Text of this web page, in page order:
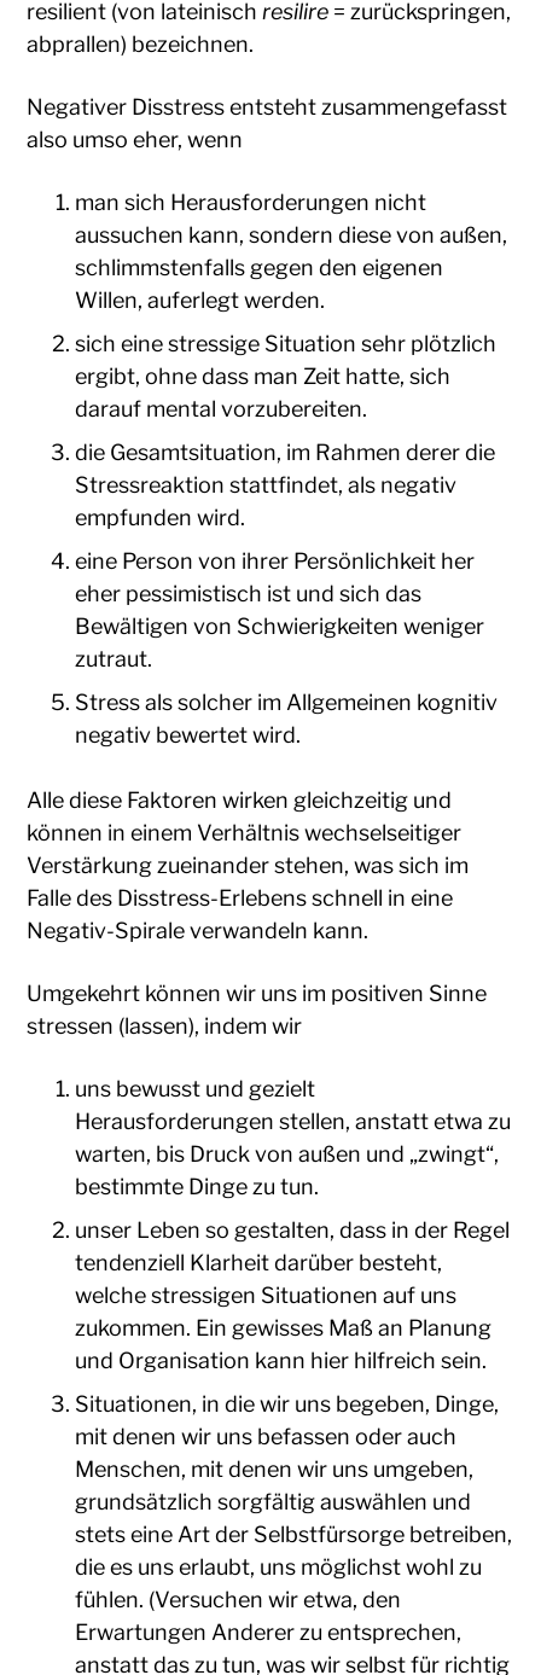
resilient (von lateinisch resilire = zurückspringen,
abprallen) bezeichnen.
Negativer Disstress entsteht zusammengefasst
also umso eher, wenn
man sich Herausforderungen nicht
aussuchen kann, sondern diese von außen,
schlimmstenfalls gegen den eigenen
Willen, auferlegt werden.
sich eine stressige Situation sehr plötzlich
ergibt, ohne dass man Zeit hatte, sich
darauf mental vorzubereiten.
die Gesamtsituation, im Rahmen derer die
Stressreaktion stattfindet, als negativ
empfunden wird.
eine Person von ihrer Persönlichkeit her
eher pessimistisch ist und sich das
Bewältigen von Schwierigkeiten weniger
zutraut.
Stress als solcher im Allgemeinen kognitiv
negativ bewertet wird.
Alle diese Faktoren wirken gleichzeitig und
können in einem Verhältnis wechselseitiger
Verstärkung zueinander stehen, was sich im
Falle des Disstress-Erlebens schnell in eine
Negativ-Spirale verwandeln kann.
Umgekehrt können wir uns im positiven Sinne
stressen (lassen), indem wir
uns bewusst und gezielt
Herausforderungen stellen, anstatt etwa zu
warten, bis Druck von außen und „zwingt“,
bestimmte Dinge zu tun.
unser Leben so gestalten, dass in der Regel
tendenziell Klarheit darüber besteht,
welche stressigen Situationen auf uns
zukommen. Ein gewisses Maß an Planung
und Organisation kann hier hilfreich sein.
Situationen, in die wir uns begeben, Dinge,
mit denen wir uns befassen oder auch
Menschen, mit denen wir uns umgeben,
grundsätzlich sorgfältig auswählen und
stets eine Art der Selbstfürsorge betreiben,
die es uns erlaubt, uns möglichst wohl zu
fühlen. (Versuchen wir etwa, den
Erwartungen Anderer zu entsprechen,
anstatt das zu tun, was wir selbst für richtig